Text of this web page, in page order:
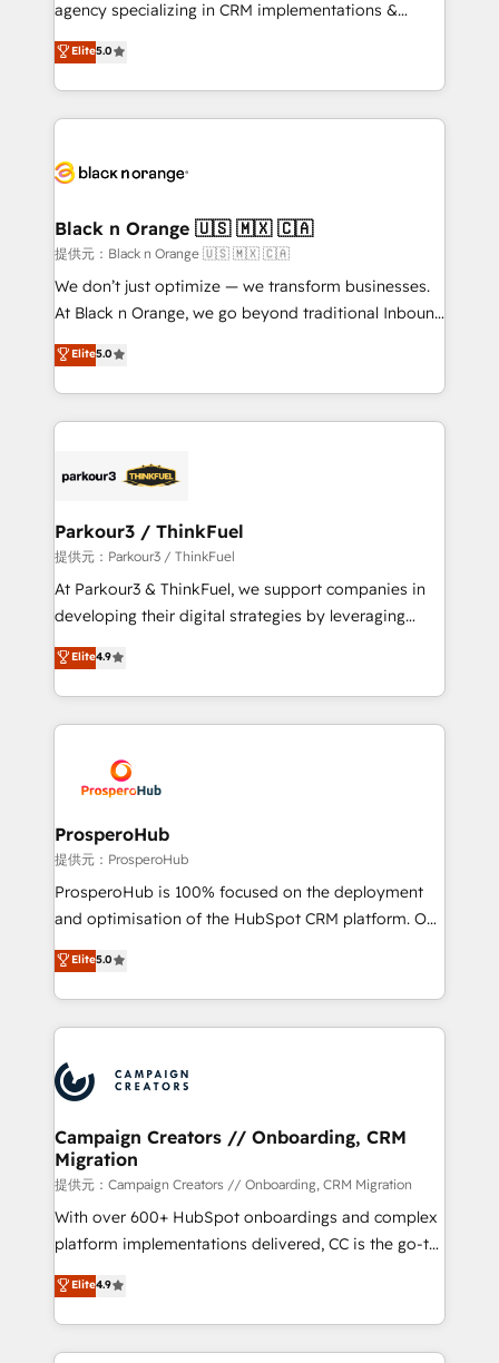
Book Process & Guidelines utilisateurs 🎓
Formations des utilisateurs
agency specializing in CRM implementations &
migrations, Revenue Operations, Custom
Integrations, Custom AI agents and AI-ready Website
Design With over 15 years of experience, we help
companies bridge the gap between marketing, sales,
data hygiene, and tailored HubSpot solutions. Our
a global consultancy with the care and agility of a
boutique firm. At Triario, we’re big enough to deliver
but small enough to listen. Our Services: HubSpot
implementations & data migration Custom AI agents
Website design Let’s turn your CRM into your growth
engine!
Elite5.0
Black n Orange 🇺🇸 🇲🇽 🇨🇦
提供元：Black n Orange 🇺🇸 🇲🇽 🇨🇦
We don’t just optimize — we transform businesses.
At Black n Orange, we go beyond traditional Inbound
Marketing with our exclusive methodologies:
BOOMS and BOOST. Together, they form a powerful
combination that has driven success for over 800
businesses worldwide. As Elite HubSpot Partners, we
strategies that integrate data-driven marketing,
companies scale faster and smarter. 🔹 BOOMS:
Demand generation for all your buyers With BOOMS,
you invest in 100% of your buyers, accelerating your
growth and positioning yourself as an undisputed
transformation process A methodology designed to
implement HubSpot effectively and optimize your
record of business transformation, our growth-first
approach has helped brands dominate their
Elite5.0
Parkour3 / ThinkFuel
提供元：Parkour3 / ThinkFuel
At Parkour3 & ThinkFuel, we support companies in
developing their digital strategies by leveraging
technologies and automating their marketing and
sales processes to generate growth. Our offer spans
from Strategy to Operations. We specialize in CRM
onboarding and implementation, web design, sales
extensive experience working with tech companies
and manufacturers since 2002, we are committed to
empowering our clients and developing their
autonomy. Get to grips with HubSpot through
guided implementation and seamless integration of
the CRM platform into your digital ecosystem. Would
marketing strategy? We'll provide support tailored
to your needs and sales objectives. With 125+
Accreditations. Based in Canada (coast to coast), our
services are offered in both English & French.
Elite4.9
ProsperoHub
提供元：ProsperoHub
ProsperoHub is 100% focused on the deployment
and optimisation of the HubSpot CRM platform. Our
highly experienced team of solutions experts will
ensure that you achieve maximum adoption and
ROI from your HubSpot investment. Use our
extensive HubSpot, sales, marketing, service and
HubSpot journey, design and implement your
processes and skilfully bring your revenue
infrastructure to life. Our collaborative approach
keeps you in control whilst we plan and support the
route to your revenue goals. We have successfully
supported over 500 organisations with HubSpot
implementation, optimisation, training, and
methodology will ensure that you receive the best
deployment experience possible. Whether you are
Elite5.0
Campaign Creators // Onboarding, CRM
Migration
提供元：Campaign Creators // Onboarding, CRM Migration
With over 600+ HubSpot onboardings and complex
platform implementations delivered, CC is the go-to
Elite Solutions Partner for businesses ready to
migrate, replatform, and scale smarter. We specialize
in high-impact CRM and CMS migrations and
onboarding from platforms like Salesforce, NetSuite,
Elite4.9